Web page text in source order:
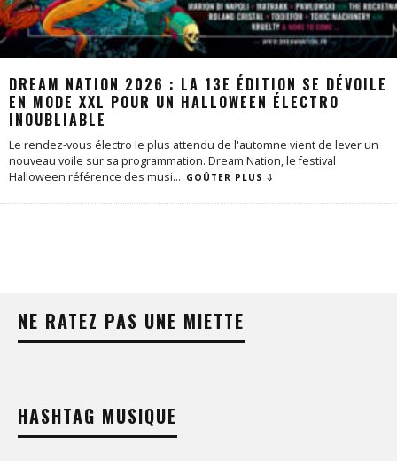
DREAM NATION 2026 : LA 13E ÉDITION SE DÉVOILE
EN MODE XXL POUR UN HALLOWEEN ÉLECTRO
INOUBLIABLE
Le rendez-vous électro le plus attendu de l'automne vient de lever un
nouveau voile sur sa programmation. Dream Nation, le festival
Halloween référence des musi... GOÛTER PLUS ⇩
NE RATEZ PAS UNE MIETTE
HASHTAG MUSIQUE